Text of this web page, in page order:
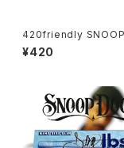
420friendly
- ローリングペーパー
IZE SLIM
¥420